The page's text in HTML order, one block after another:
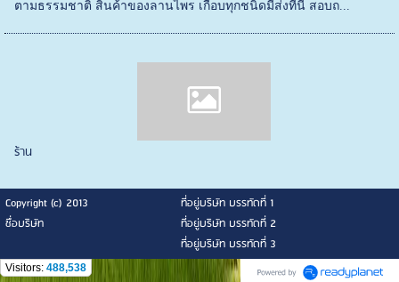
ตามธรรมชาติ สินค้าของลานไพร เกือบทุกชนิดมีส่งที่นี้ สอบถ...
ร้าน
Copyright (c) 2013
ที่อยู่บริษัท บรรทัดที่ 1
ชื่อบริษัท
ที่อยู่บริษัท บรรทัดที่ 2
ที่อยู่บริษัท บรรทัดที่ 3
Visitors: 488,538